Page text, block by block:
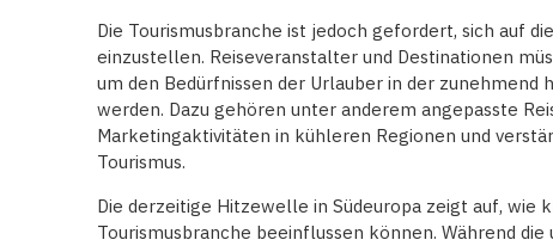
Die Tourismusbranche ist jedoch gefordert, sich auf
einzustellen. Reiseveranstalter und Destinationen
um den Bedürfnissen der Urlauber in der zunehmend
werden. Dazu gehören unter anderem angepasste
Marketingaktivitäten in kühleren Regionen und
Tourismus.
Die derzeitige Hitzewelle in Südeuropa zeigt auf, wie
Tourismusbranche beeinflussen können. Während